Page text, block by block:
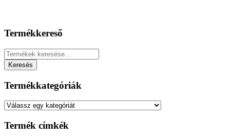
Termékkereső
Keresés
a
következőre:
Keresés
Termékkategóriák
Termék címkék